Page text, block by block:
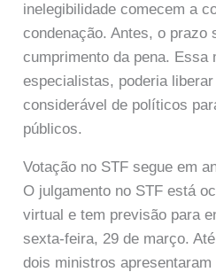
inelegibilidade comecem a
condenação. Antes, o prazo
cumprimento da pena. Essa
especialistas, poderia
considerável de políticos
públicos.
Votação no STF segue em
O julgamento no STF está
virtual e tem previsão para
sexta-feira, 29 de março.
dois ministros